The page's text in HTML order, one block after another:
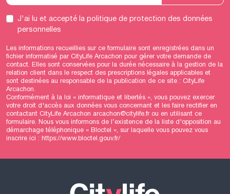
J'ai lu et acceptéla politique de protection des données
personnelles
Les informations recueillies sur ce formulaire sont enregistrées dans un
fichier informatisé par CityLife Arcachon pour gérer votre demande de
contact. Elles sont conservées pour la durée nécessaire à la gestion de la
relation client dans le respect des prescriptions légales applicables et
sont destinées au responsable de la publication de ce site : CityLife
Arcachon.
Conformément à la loi « informatique et libertés », vous pouvez exercer
votre droit d'accès aux données vous concernant et les faire rectifier en
contactant CityLife Arcachon arcachon@citylife.fr ou en utilisant ce
formulaire. Nous vous informons de l’existence de la liste d'opposition au
démarchage téléphonique « Bloctel », sur laquelle vous pouvez vous
inscrire ici : https://www.bloctel.gouv.fr/